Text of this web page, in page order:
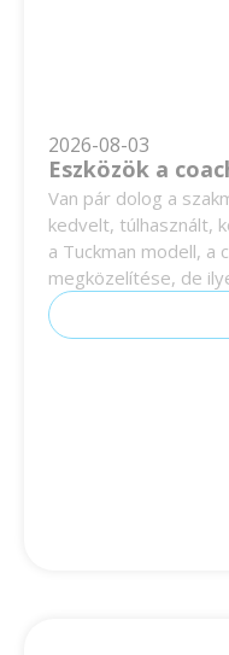
2026-08-03
Eszközök a
Van pár dolog a
kedvelt, túlhasznált,
a Tuckman modell, a
megközelítése, de